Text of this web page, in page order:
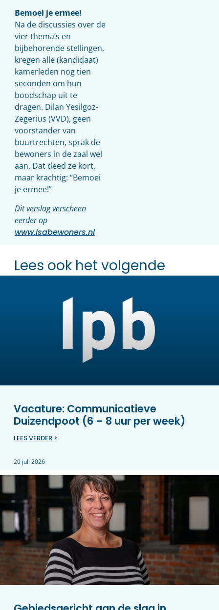
Bemoei je ermee!
Na de discussies over de
vier thema’s en
bijbehorende stellingen,
kregen alle (kandidaat)
kamerleden nog tien
seconden om hun
boodschap uit te
dragen. Dilan Yesilgoz-
Zegerius (VVD), geen
voorstander van
buurtrechten, sprak de
bewoners in de zaal wel
aan. Dat deed ze kort,
maar krachtig: “Bemoei
je ermee!”
Dit verslag verscheen
eerder op
www.lsabewoners.nl
Lees ook het volgende
Vacature: Communicatieve
Duizendpoot (6 – 8 uur per week)
LEES VERDER >
20 juli 2026